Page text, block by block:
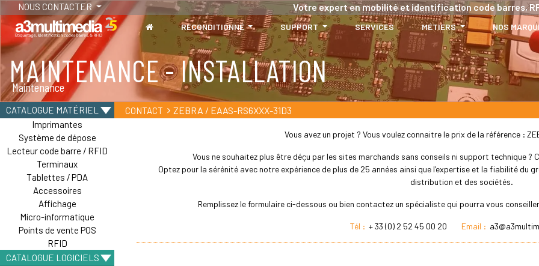
NOUS CONTACTER Votre expert en mobilité et identification code barres,
RECONDITIONNÉ SUPPORT SERVICES MÉTIERS NOS
MAINTENANCE - INSTALLATION
Maintenance
CATALOGUE MATÉRIEL
Imprimantes
Système de dépose
Lecteur code barre / RFID
Terminaux
Tablettes / PDA
Accessoires
Affichage
Micro-informatique
Points de vente POS
RFID
CATALOGUE LOGICIELS
CONTACT ZEBRA / EAAS-RS6XXX-31D3
Vous avez un projet ? Vous voulez connaitre le prix de la référence :
Vous ne souhaitez plus être déçu par les sites marchands sans conseils ni support technique ?
Optez pour la sérénité avec notre expérience de plus de 25 années ainsi que l'expertise et la fiabilité du
distribution et des sociétés.
Remplissez le formulaire ci-dessous ou bien contactez un spécialiste qui pourra vous
Tél : + 33 (0) 2 52 45 00 20 Email :